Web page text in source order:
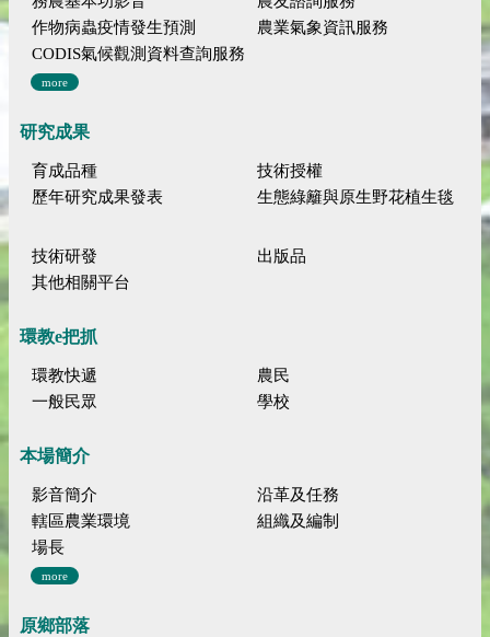
作物病蟲疫情發生預測
農業氣象資訊服務
CODIS氣候觀測資料查詢服務
more
研究成果
育成品種
技術授權
歷年研究成果發表
生態綠籬與原生野花植生毯
技術研發
出版品
其他相關平台
環教e把抓
環教快遞
農民
一般民眾
學校
本場簡介
影音簡介
沿革及任務
轄區農業環境
組織及編制
場長
more
原鄉部落